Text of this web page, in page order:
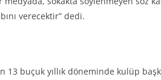
verecektir” dedi.
13 buçuk yıllık döneminde kulüp